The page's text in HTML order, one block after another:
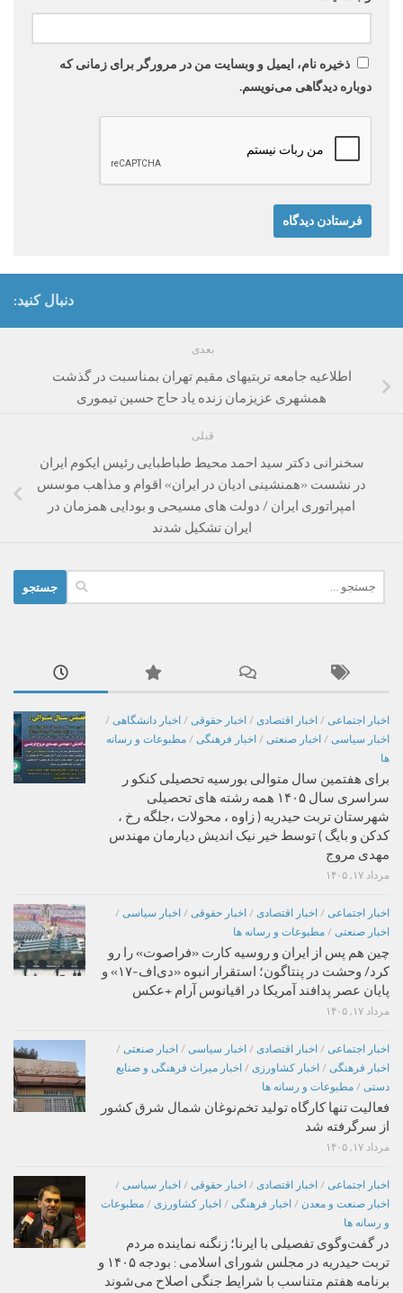
ذخیره نام، ایمیل و وبسایت من در مرورگر برای زمانی که
دوباره دیدگاهی می‌نویسم.
دنبال کنید:
بعدی
اطلاعیه جامعه تربتیهای مقیم تهران بمناسبت در گذشت
همشهری عزیزمان زنده یاد حاج حسین تیموری
قبلی
سخنرانی دکتر سید احمد محیط طباطبایی رئیس ایکوم ایران
در نشست «همنشینی ادیان در ایران» اقوام و مذاهب موسس
امپراتوری ایران / دولت های مسیحی و بودایی همزمان در
ایران تشکیل شدند
برای:
اخبار اجتماعی / اخبار اقتصادی / اخبار حقوقی / اخبار دانشگاهی /
اخبار سیاسی / اخبار صنعتی / اخبار فرهنگی / مطبوعات و رسانه
ها
برای هفتمین سال متوالی بورسیه تحصیلی کنکو ر
سراسری سال ۱۴۰۵ همه رشته های تحصیلی
شهرستان تربت حیدریه ( زاوه ، محولات ،جلگه رخ ،
کدکن و بایگ ) توسط خیر نیک اندیش دیارمان مهندس
مهدی مروج
مرداد ۱۷, ۱۴۰۵
اخبار اجتماعی / اخبار اقتصادی / اخبار حقوقی / اخبار سیاسی /
اخبار صنعتی / مطبوعات و رسانه ها
چین هم پس از ایران و روسیه کارت «فراصوت» را رو
کرد/ وحشت در پنتاگون؛ استقرار انبوه «دی‌اف‑۱۷» و
پایان عصر پدافند آمریکا در اقیانوس آرام +عکس
مرداد ۱۷, ۱۴۰۵
اخبار اجتماعی / اخبار اقتصادی / اخبار سیاسی / اخبار صنعتی /
اخبار فرهنگی / اخبار کشاورزی / اخبار میراث فرهنگی و صنایع
دستی / مطبوعات و رسانه ها
فعالیت تنها کارگاه تولید تخم‌نوغان شمال شرق کشور
از سرگرفته شد
مرداد ۱۷, ۱۴۰۵
اخبار اجتماعی / اخبار اقتصادی / اخبار حقوقی / اخبار سیاسی /
اخبار صنعت و معدن / اخبار فرهنگی / اخبار کشاورزی / مطبوعات
و رسانه ها
در گفت‌وگوی تفصیلی با ایرنا؛ زنگنه نماینده مردم
تربت حیدریه در مجلس شورای اسلامی : بودجه ۱۴۰۵ و
برنامه هفتم متناسب با شرایط جنگی اصلاح می‌شوند